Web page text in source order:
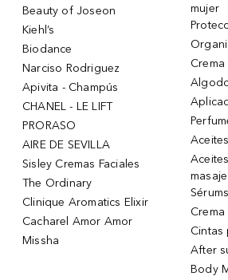
Beauty of Joseon
Kiehl’s
Biodance
Narciso Rodriguez
Apivita - Champús
CHANEL - LE LIFT
PRORASO
AIRE DE SEVILLA
Sisley Cremas Faciales
The Ordinary
Clinique Aromatics Elixir
Cacharel Amor Amor
Missha
mujer
masaje
Cintas
After
Body